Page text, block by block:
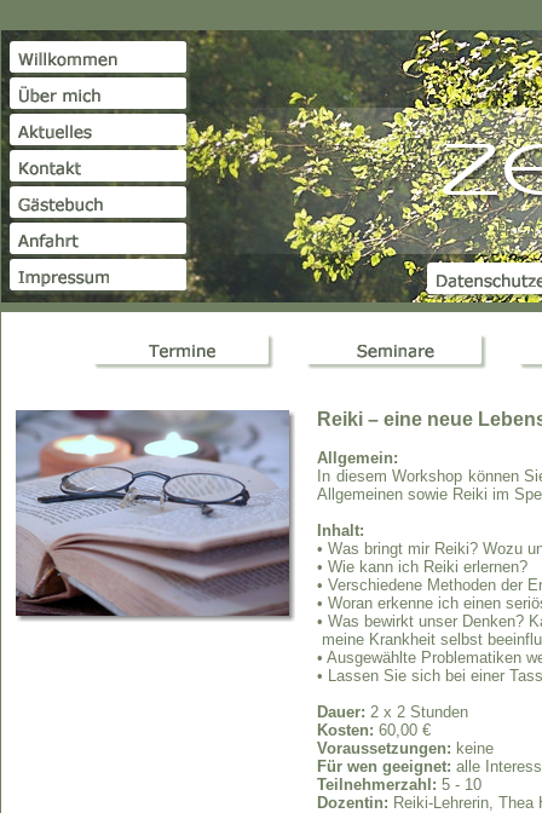
Reiki – eine neue
Allgemein:
In diesem Workshop können
Allgemeinen sowie Reiki im
Inhalt:
• Was bringt mir Reiki? Wozu
• Wie kann ich Reiki erlernen?
• Verschiedene Methoden der
• Woran erkenne ich einen
• Was bewirkt unser Denken?
meine Krankheit selbst
• Ausgewählte Problematiken
• Lassen Sie sich bei einer
Dauer: 2 x 2 Stunden
Kosten: 60,00 €
Voraussetzungen: keine
Für wen geeignet: alle
Teilnehmerzahl: 5 - 10
Dozentin: Reiki-Lehrerin, Thea